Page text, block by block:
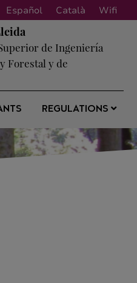
Español Català Wifi
de Ingeniería
Forestal y de
REGULATIONS